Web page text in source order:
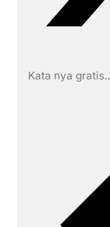
Kata nya gratis..